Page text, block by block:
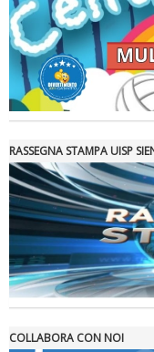
La formazione Uisp
RASSEGNA STAMPA UISP
COLLABORA CON NOI